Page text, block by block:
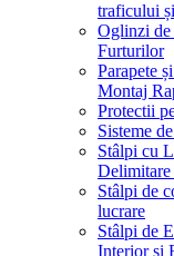
traficului
Oglinzi de
Furturilor
Parapete
Montaj
Protectii
Sisteme
Stâlpi cu
Delimitare
Stâlpi de
lucrare
Stâlpi de
Interior și